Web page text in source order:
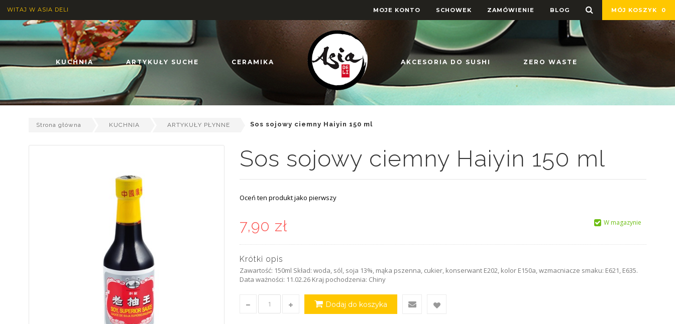
WITAJ W ASIA DELI MÓJ KOSZYK 0
MOJE KONTO SCHOWEK ZAMÓWIENIE BLOG
KUCHNIA ARTYKUŁY SUCHE CERAMIKA AKCESORIA DO SUSHI ZERO WASTE
Strona główna KUCHNIA ARTYKUŁY PŁYNNE Sos sojowy ciemny Haiyin 150 ml
Sos sojowy ciemny Haiyin 150 ml
Oceń ten produkt jako pierwszy
7,90 zł W magazynie
Krótki opis
Zawartość: 150ml Skład: woda, sól, soja 13%, mąka pszenna, cukier, konserwant E202, kolor E150a, wzmacniacze smaku: E621, E635.
Data ważności: 11.02.26 Kraj pochodzenia: Chiny
Dodaj do koszyka